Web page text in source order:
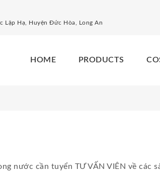
Lập Hạ, Huyện Đức Hòa, Long An
HOME PRODUCTS
nước cần tuyển TƯ VẤN VIÊN về các